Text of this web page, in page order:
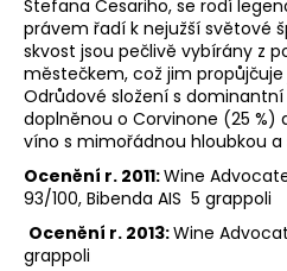
Stefana Cesariho, se rodí
právem řadí k nejužší světové
skvost jsou pečlivě vybírány z
městečkem, což jim
Odrůdové složení s dominantní
doplněnou o Corvinone (25 %)
víno s mimořádnou hloubkou a
Ocenění r. 2011:Wine
93/100, Bibenda AIS 5 grappoli
Ocenění r. 2013:Wine
grappoli
?
HLEDAT
D